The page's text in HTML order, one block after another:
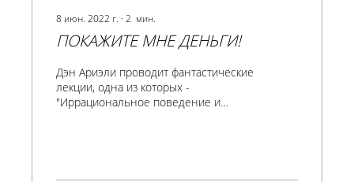
8 июн. 2022 г. ∙ 2 мин.
ПОКАЖИТЕ МНЕ ДЕНЬГИ!
Дэн Ариэли проводит фантастические
лекции, одна из которых -
"Иррациональное поведение и